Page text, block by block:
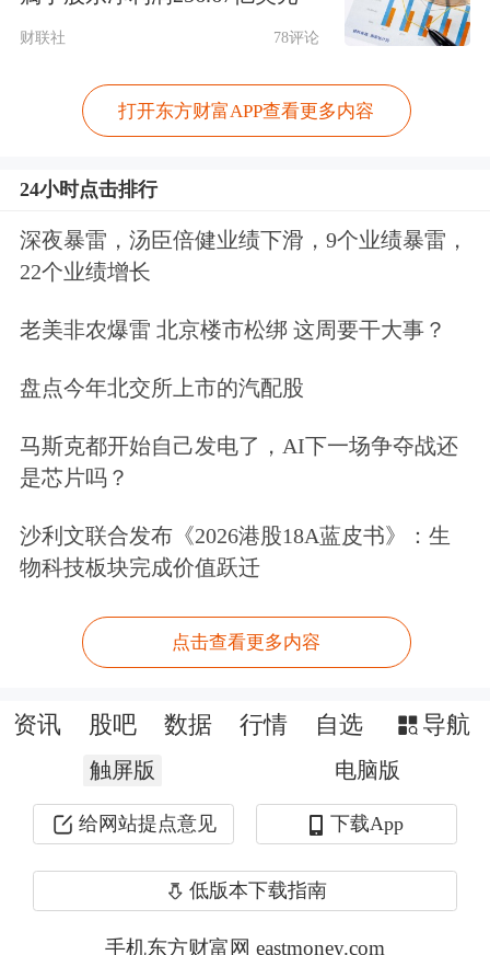
财联社 78评论
打开东方财富APP查看更多内容
24小时点击排行
深夜暴雷，汤臣倍健业绩下滑，9个业绩暴雷，
22个业绩增长
老美非农爆雷 北京楼市松绑 这周要干大事？
盘点今年北交所上市的汽配股
马斯克都开始自己发电了，AI下一场争夺战还
是芯片吗？
沙利文联合发布《2026港股18A蓝皮书》：生
物科技板块完成价值跃迁
点击查看更多内容
资讯 股吧 数据 行情 自选 导航
触屏版 电脑版
给网站提点意见 下载App
低版本下载指南
手机东方财富网 eastmoney.com